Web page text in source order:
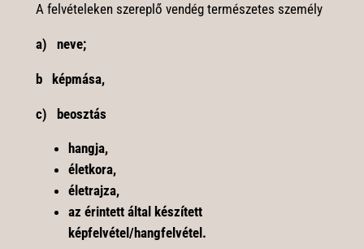
A felvételeken szereplő vendég természetes személy
a) neve;
b képmása,
c) beosztás
hangja,
életkora,
életrajza,
az érintett által készített
képfelvétel/hangfelvétel.